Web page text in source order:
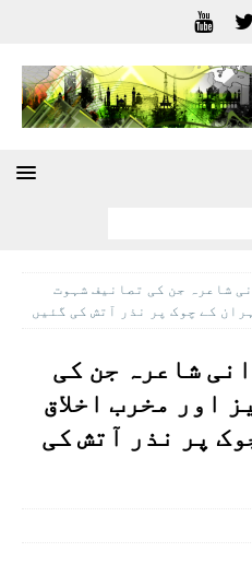
شاعرہ جن کی تصانیف شہوت
کے چوک پر نذر آتش کی گئیں
شاعرہ جن کی
اور مخرب اخلاق
پر نذر آتش کی